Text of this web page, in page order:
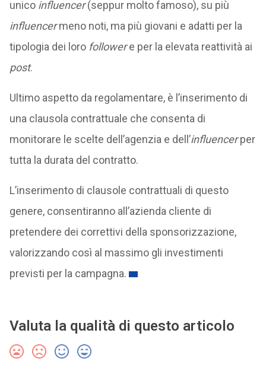
unico influencer(seppur molto famoso), su più
influencermeno noti, ma più giovani e adatti per la
tipologia dei loro followere per la elevata reattività ai
post.
Ultimo aspetto da regolamentare, è l’inserimento di
una clausola contrattuale che consenta di
monitorare le scelte dell’agenzia e dell’influencerper
tutta la durata del contratto.
L’inserimento di clausole contrattuali di questo
genere, consentiranno all’azienda cliente di
pretendere dei correttivi della sponsorizzazione,
valorizzando così al massimo gli investimenti
previsti per la campagna.
Valuta la qualità di questo articolo